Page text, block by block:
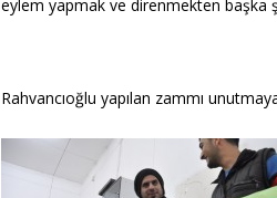
eylem yapmak ve direnmekten başka
Rahvancıoğlu yapılan zammı